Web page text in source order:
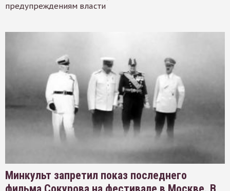
предупреждениям власти
Минкульт запретил показ последнего